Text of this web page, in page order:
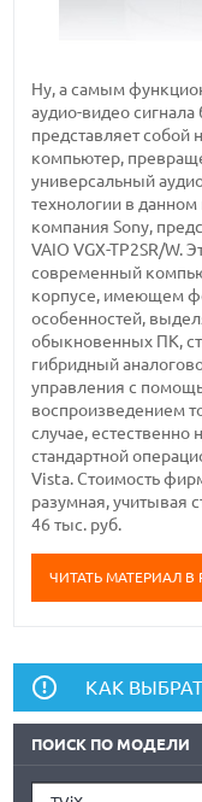
Ну, а самым
аудио-видео сигнала
представляет собой
компьютер,
универсальный
технологии в
компания Sony,
VAIO VGX-TP2SR/W.
современный
корпусе, имеющем
особенностей,
обыкновенных ПК,
гибридный
управления с
воспроизведением
случае, естественно
стандартной
Vista. Стоимость
разумная, учитывая
46 тыс. руб.
ЧИТАТЬ МАТЕРИАЛ В
КАК
ПОИСК ПО МОДЕЛИ